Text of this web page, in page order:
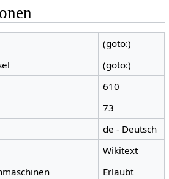
(goto:)
(goto:)
610
73
de - Deutsch
Wikitext
Erlaubt